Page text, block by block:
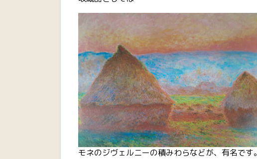
モネのジヴェルニーの積みわらなどが、有名です。